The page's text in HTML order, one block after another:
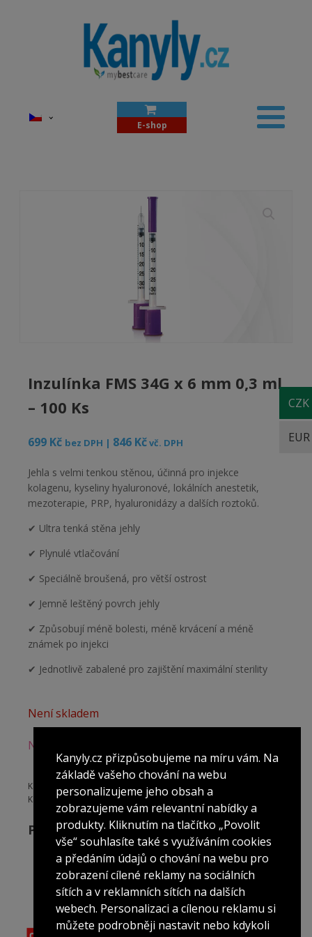
CZK
EUR
E-shop
Inzulínka FMS 34G x 6 mm 0,3 ml
– 100 Ks
699 Kč bez DPH | 846 Kčvč. DPH
Jehla s velmi tenkou stěnou, účinná pro injekce
kolagenu, kyseliny hyaluronové, lokálních anestetik,
mezoterapie, PRP, hyaluronidázy a dalších roztoků.
✔ Ultra tenká stěna jehly
✔ Plynulé vtlačování
✔ Speciálně broušená, pro větší ostrost
✔ Jemně leštěný povrch jehly
✔ Způsobují méně bolesti, méně krvácení a méně
známek po injekci
✔ Jednotlivě zabalené pro zajištění maximální sterility
Není skladem
Není skladem
Katalogové číslo:
FMS03-1-3
Kategorie:FMS, Všechny produkty
Popis produktu
Kanyly.cz přizpůsobujeme na míru vám. Na
základě vašeho chování na webu
personalizujeme jeho obsah a
zobrazujeme vám relevantní nabídky a
produkty. Kliknutím na tlačítko „Povolit
vše“ souhlasíte také s využíváním cookies
a předáním údajů o chování na webu pro
zobrazení cílené reklamy na sociálních
sítích a v reklamních sítích na dalších
webech. Personalizaci a cílenou reklamu si
můžete podrobněji nastavit nebo kdykoli